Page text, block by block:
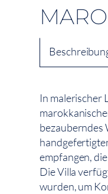
In malerischer
bezauberndes
empfangen,
Die Villa
wurden, um